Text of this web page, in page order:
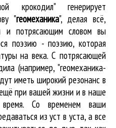
крокодил" генерирует
"геомеханика", делая всё,
потрясающим словом вы
поэзию - поэзию, которая
на века. С потрясающей
(например, "геомеханика-
иметь широкий резонанс в
при вашей жизни и в наше
Со временем ваши
из уст в уста, а все